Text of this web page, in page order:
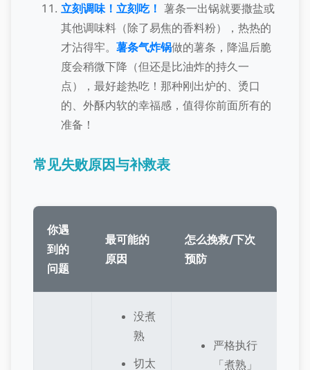
立刻调味！立刻吃！ 薯条一出锅就要撒盐或
其他调味料（除了易焦的香料粉），热热的
才沾得牢。 薯条气炸锅做的薯条，降温后脆
度会稍微下降（但还是比油炸的持久一
点），最好趁热吃！那种刚出炉的、烫口
的、外酥内软的幸福感，值得你前面所有的
准备！
常见失败原因与补救表
你遇
到的
问题
最可能的
原因
怎么挽救/下次
预防
没煮
熟
切太
严格执行
「煮熟」